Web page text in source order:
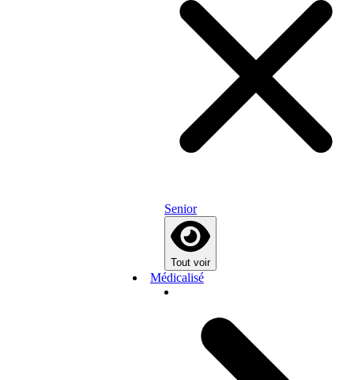
Senior
Tout voir
Médicalisé